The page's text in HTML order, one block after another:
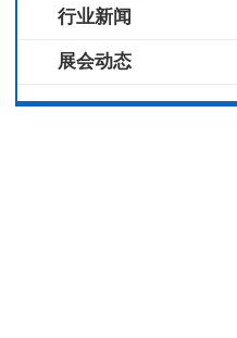
行业新闻
展会动态